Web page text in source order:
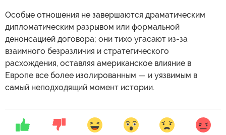
Особые отношения не завершаются драматическим
дипломатическим разрывом или формальной
денонсацией договора; они тихо угасают из-за
взаимного безразличия и стратегического
расхождения, оставляя американское влияние в
Европе все более изолированным — и уязвимым в
самый неподходящий момент истории.